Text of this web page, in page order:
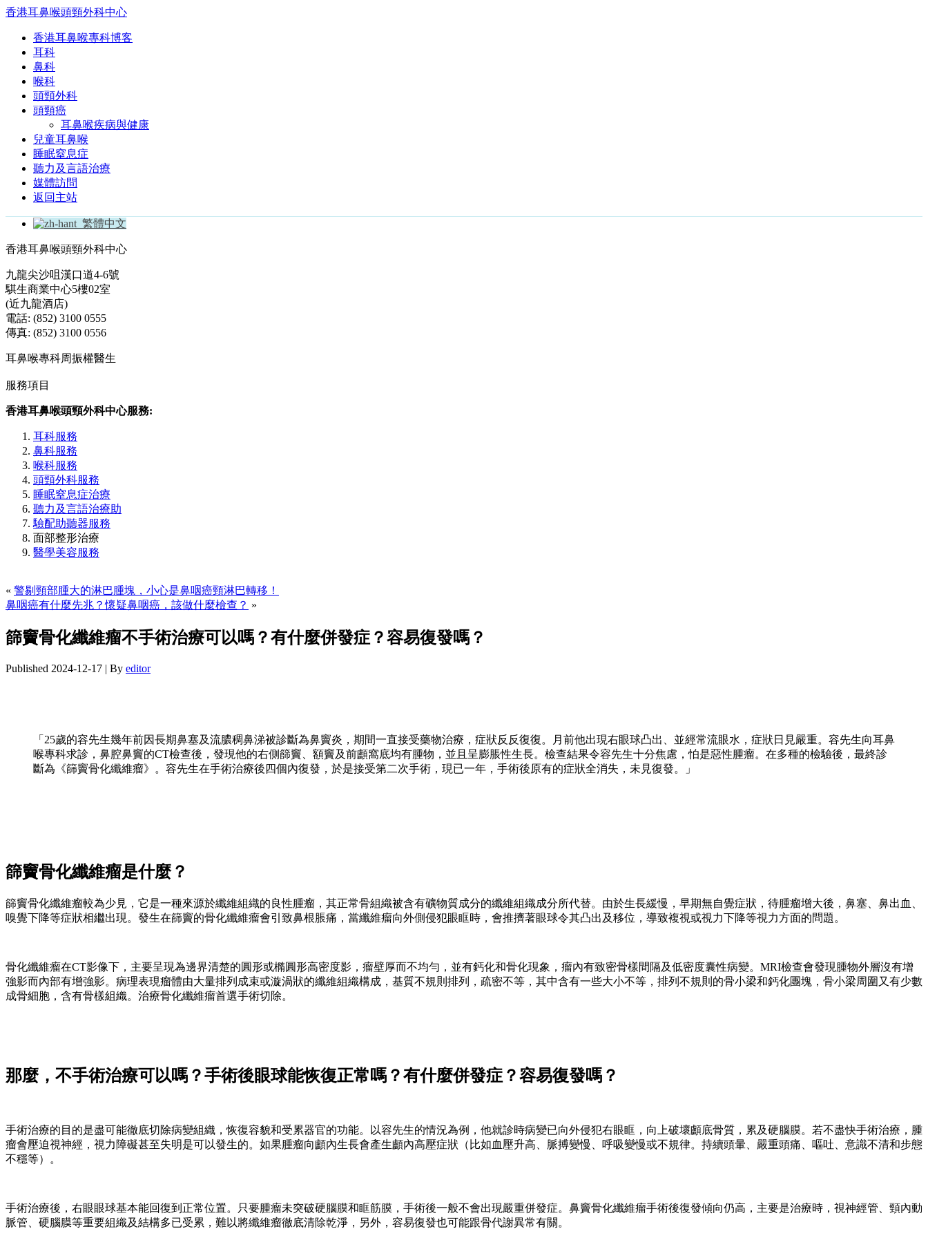
香港耳鼻喉頭頸外科中心
香港耳鼻喉專科博客
耳科
鼻科
喉科
頭頸外科
頭頸癌
耳鼻喉疾病與健康
兒童耳鼻喉
睡眠窒息症
聽力及言語治療
媒體訪問
返回主站
繁體中文
香港耳鼻喉頭頸外科中心
九龍尖沙咀漢口道4-6號
騏生商業中心5樓02室
(近九龍酒店)
電話: (852) 3100 0555
傳真: (852) 3100 0556
耳鼻喉專科周振權醫生
服務項目
香港耳鼻喉頭頸外科中心服務:
耳科服務
鼻科服務
喉科服務
頭頸外科服務
睡眠窒息症治療
聽力及言語治療助
驗配助聽器服務
面部整形治療
醫學美容服務
« 警剔頸部腫大的淋巴腫塊，小心是鼻咽癌頸淋巴轉移！
鼻咽癌有什麼先兆？懷疑鼻咽癌，該做什麼檢查？ »
篩竇骨化纖維瘤不手術治療可以嗎？有什麼併發症？容易復發嗎？
Published 2024-12-17 | By editor
「25歲的容先生幾年前因長期鼻塞及流膿稠鼻涕被診斷為鼻竇炎，期間一直接受藥物治療，症狀反反復復。月前他出現右眼球凸出、並經常流眼水，症狀日見嚴重。容先生向耳鼻
喉專科求診，鼻腔鼻竇的CT檢查後，發現他的右側篩竇、額竇及前顱窩底均有腫物，並且呈膨脹性生長。檢查結果令容先生十分焦慮，怕是惡性腫瘤。在多種的檢驗後，最終診
斷為《篩竇骨化纖維瘤》。容先生在手術治療後四個內復發，於是接受第二次手術，現已一年，手術後原有的症狀全消失，未見復發。」
篩竇骨化纖維瘤是什麼？
篩竇骨化纖維瘤較為少見，它是一種來源於纖維組織的良性腫瘤，其正常骨組織被含有礦物質成分的纖維組織成分所代替。由於生長緩慢，早期無自覺症狀，待腫瘤增大後，鼻塞、鼻出血、
嗅覺下降等症狀相繼出現。發生在篩竇的骨化纖維瘤會引致鼻根脹痛，當纖維瘤向外側侵犯眼眶時，會推擠著眼球令其凸出及移位，導致複視或視力下降等視力方面的問題。
骨化纖維瘤在CT影像下，主要呈現為邊界清楚的圓形或橢圓形高密度影，瘤壁厚而不均勻，並有鈣化和骨化現象，瘤內有致密骨樣間隔及低密度囊性病變。MRI檢查會發現腫物外層沒有增
強影而內部有增強影。病理表現瘤體由大量排列成束或漩渦狀的纖維組織構成，基質不規則排列，疏密不等，其中含有一些大小不等，排列不規則的骨小梁和鈣化團塊，骨小梁周圍又有少數
成骨細胞，含有骨樣組織。治療骨化纖維瘤首選手術切除。
那麼，不手術治療可以嗎？手術後眼球能恢復正常嗎？有什麼併發症？容易復發嗎？
手術治療的目的是盡可能徹底切除病變組織，恢復容貌和受累器官的功能。以容先生的情況為例，他就診時病變已向外侵犯右眼眶，向上破壞顱底骨質，累及硬腦膜。若不盡快手術治療，腫
瘤會壓迫視神經，視力障礙甚至失明是可以發生的。如果腫瘤向顱內生長會產生顱內高壓症狀（比如血壓升高、脈搏變慢、呼吸變慢或不規律。持續頭暈、嚴重頭痛、嘔吐、意識不清和步態
不穩等）。
手術治療後，右眼眼球基本能回復到正常位置。只要腫瘤未突破硬腦膜和眶筋膜，手術後一般不會出現嚴重併發症。鼻竇骨化纖維瘤手術後復發傾向仍高，主要是治療時，視神經管、頸內動
脈管、硬腦膜等重要組織及結構多已受累，難以將纖維瘤徹底清除乾淨，另外，容易復發也可能跟骨代謝異常有關。